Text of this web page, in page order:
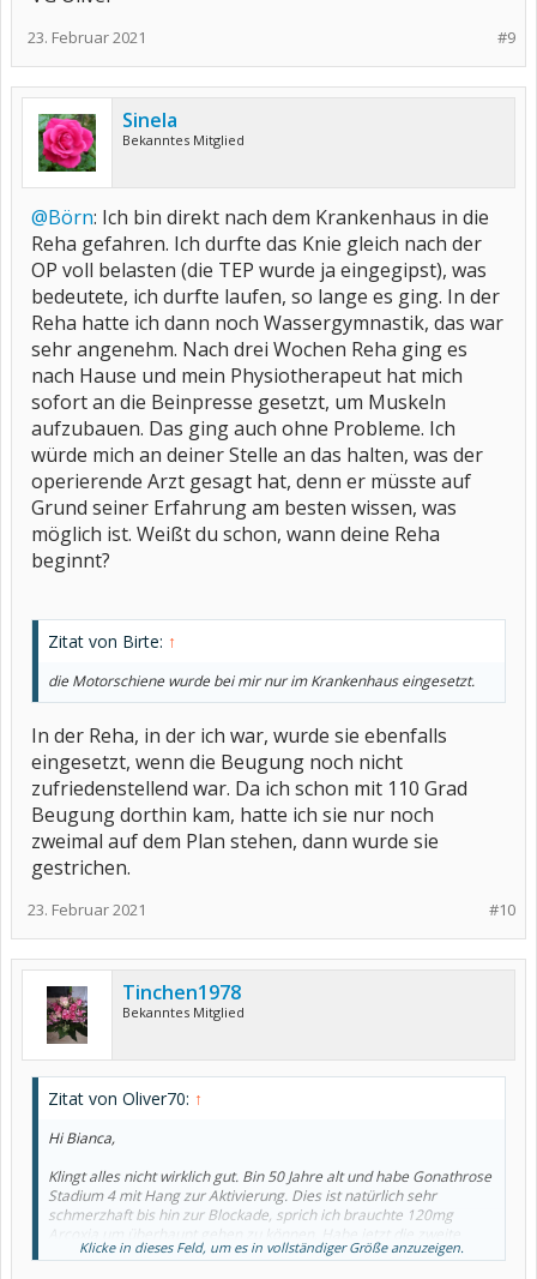
#9
23. Februar 2021
Sinela
Bekanntes Mitglied
@Börn: Ich bin direkt nach dem Krankenhaus in die
Reha gefahren. Ich durfte das Knie gleich nach der
OP voll belasten (die TEP wurde ja eingegipst), was
bedeutete, ich durfte laufen, so lange es ging. In der
Reha hatte ich dann noch Wassergymnastik, das war
sehr angenehm. Nach drei Wochen Reha ging es
nach Hause und mein Physiotherapeut hat mich
sofort an die Beinpresse gesetzt, um Muskeln
aufzubauen. Das ging auch ohne Probleme. Ich
würde mich an deiner Stelle an das halten, was der
operierende Arzt gesagt hat, denn er müsste auf
Grund seiner Erfahrung am besten wissen, was
möglich ist. Weißt du schon, wann deine Reha
beginnt?
Zitat von Birte: ↑
die Motorschiene wurde bei mir nur im Krankenhaus eingesetzt.
In der Reha, in der ich war, wurde sie ebenfalls
eingesetzt, wenn die Beugung noch nicht
zufriedenstellend war. Da ich schon mit 110 Grad
Beugung dorthin kam, hatte ich sie nur noch
zweimal auf dem Plan stehen, dann wurde sie
gestrichen.
#10
23. Februar 2021
Tinchen1978
Bekanntes Mitglied
Zitat von Oliver70: ↑
Hi Bianca,
Klingt alles nicht wirklich gut. Bin 50 Jahre alt und habe Gonathrose
Stadium 4 mit Hang zur Aktivierung. Dies ist natürlich sehr
schmerzhaft bis hin zur Blockade, sprich ich brauchte 120mg
Arcoxia um überhaupt gehen zu können. Habe jetzt die zweite
Hylaloron Spritzenkur hinter mir und es hilft. Zwar ist es nicht mehr
Klicke in dieses Feld, um es in vollständiger Größe anzuzeigen.